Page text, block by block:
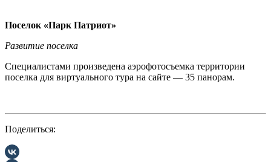
Поселок «Парк Патриот»
Развитие поселка
Специалистами произведена аэрофотосъемка территории
поселка для виртуального тура на сайте — 35 панорам.
Поделиться: